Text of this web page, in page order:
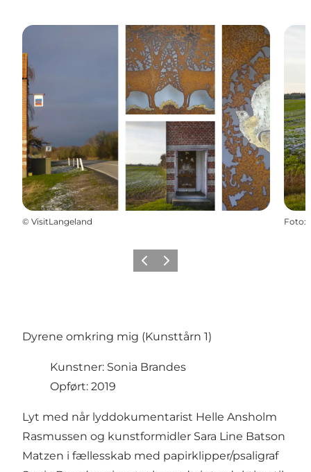
© VisitLangeland Foto:
ForrigeNæste
Dyrene omkring mig (Kunsttårn 1)
Kunstner: Sonia Brandes
Opført: 2019
Lyt med når lyddokumentarist Helle Ansholm
Rasmussen og kunstformidler Sara Line Batson
Matzen i fællesskab med papirklipper/psaligraf